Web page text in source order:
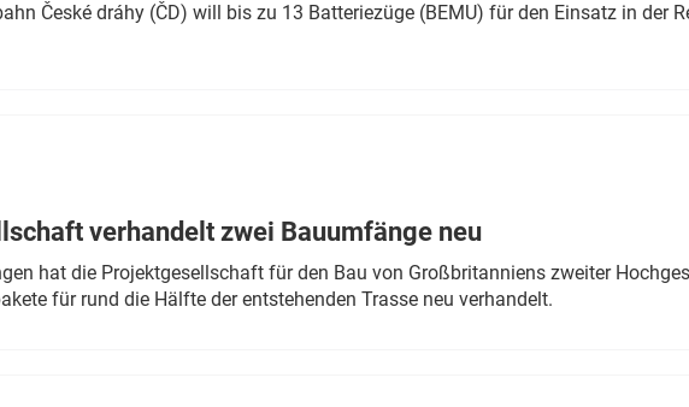
České dráhy (ČD) will bis zu 13 Batteriezüge (BEMU) für den Einsatz in der
verhandelt zwei Bauumfänge neu
hat die Projektgesellschaft für den Bau von Großbritanniens zweiter
für rund die Hälfte der entstehenden Trasse neu verhandelt.